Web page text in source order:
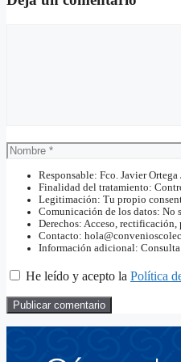
Nombre
Responsable: Fco. Javier Ortega
Finalidad del tratamiento:
Legitimación: Tu propio
Comunicación de los datos: No
Derechos: Acceso,
Contacto:
Información adicional:
He leído y acepto la Política